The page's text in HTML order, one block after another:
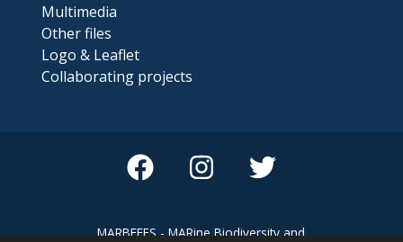
Multimedia
Other files
Logo & Leaflet
Collaborating projects
MARBEFES - MARine Biodiversity and